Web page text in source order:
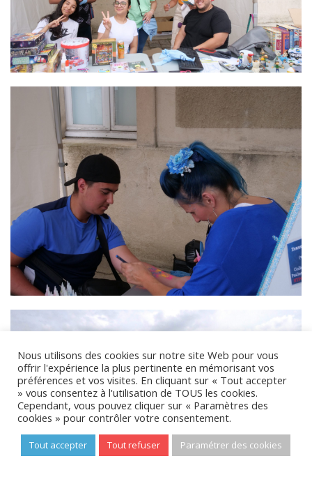
Nous utilisons des cookies sur notre site Web pour vous
offrir l'expérience la plus pertinente en mémorisant vos
préférences et vos visites. En cliquant sur « Tout accepter
» vous consentez à l'utilisation de TOUS les cookies.
Cependant, vous pouvez cliquer sur « Paramètres des
cookies » pour contrôler votre consentement.
Tout accepter Tout refuser Paramétrer des cookies